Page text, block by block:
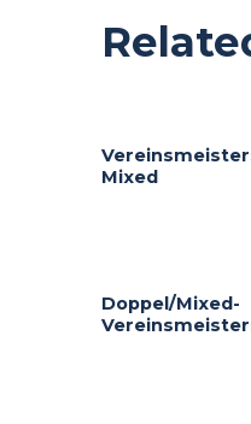
Mixed
Doppel/Mixed-